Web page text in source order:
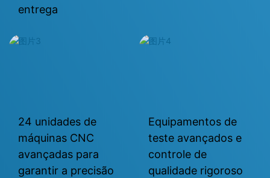
entrega
24 unidades de
máquinas CNC
avançadas para
garantir a precisão
Equipamentos de
teste avançados e
controle de
qualidade rigoroso